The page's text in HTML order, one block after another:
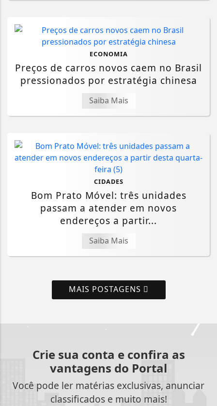
ECONOMIA
Preços de carros novos caem no Brasil
pressionados por estratégia chinesa
Saiba Mais
CIDADES
Bom Prato Móvel: três unidades
passam a atender em novos
endereços a partir...
Saiba Mais
MAIS POSTAGENS
Crie sua conta e confira as
vantagens do Portal
Você pode ler matérias exclusivas, anunciar
classificados e muito mais!